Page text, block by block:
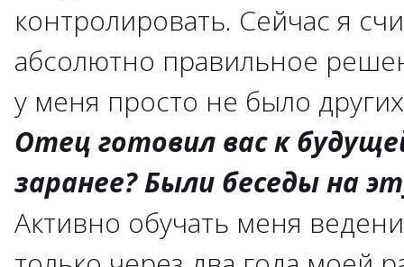
контролировать. Сейчас я
абсолютно правильное
у меня просто не было
Отец готовил вас к
заранее? Были беседы на
Активно обучать меня